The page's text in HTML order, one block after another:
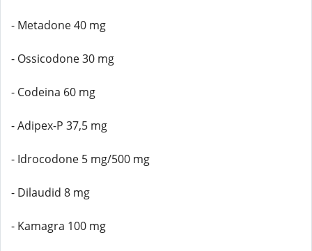
- Metadone 40 mg
- Ossicodone 30 mg
- Codeina 60 mg
- Adipex-P 37,5 mg
- Idrocodone 5 mg/500 mg
- Dilaudid 8 mg
- Kamagra 100 mg